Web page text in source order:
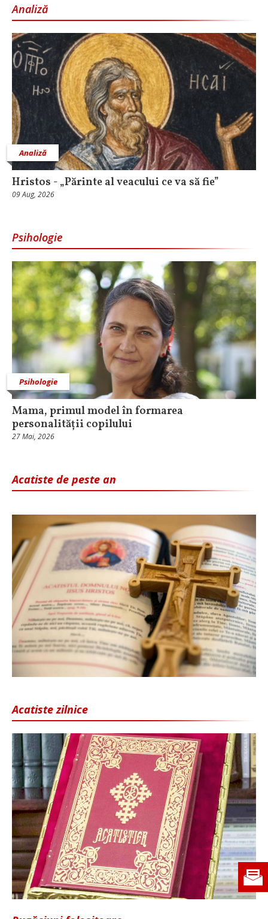
Analiză
Analiză
Hristos - „Părinte al veacului ce va să fie”
09 Aug, 2026
Psihologie
Psihologie
Mama, primul model în formarea
personalității copilului
27 Mai, 2026
Acatiste de peste an
Acatiste zilnice